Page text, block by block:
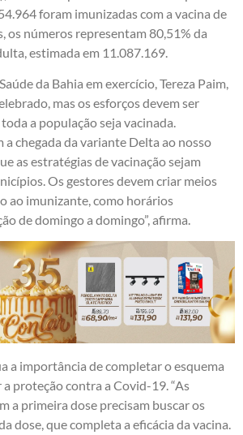
foram imunizadas com a vacina de
os números representam 80,51% da
estimada em 11.087.169.
da Bahia em exercício, Tereza Paim,
mas os esforços devem ser
a população seja vacinada.
a chegada da variante Delta ao nosso
as estratégias de vacinação sejam
Os gestores devem criar meios
ao imunizante, como horários
de domingo a domingo”, afirma.
a importância de completar o esquema
proteção contra a Covid-19. “As
a primeira dose precisam buscar os
dose, que completa a eficácia da vacina.